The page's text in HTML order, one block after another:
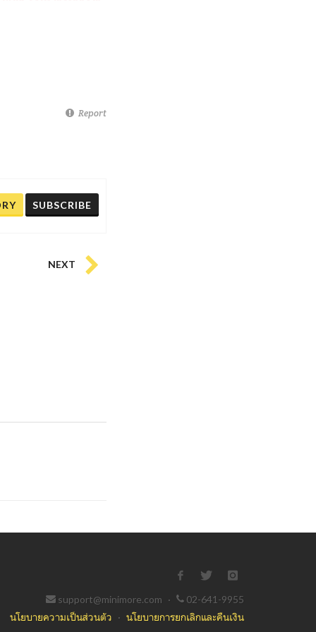
Report
SUBSCRIBE
NEXT
support@minimore.com ·
02-641-9955
นโยบายความเป็นส่วนตัว · นโยบายการยกเลิกและคืนเงิน